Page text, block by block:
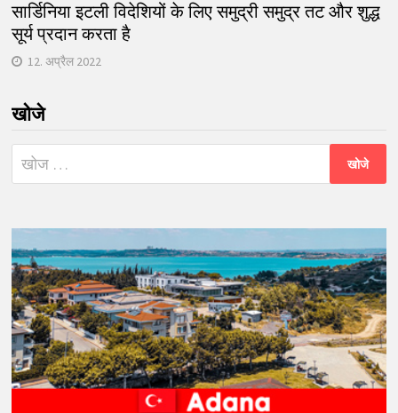
सार्डिनिया इटली विदेशियों के लिए समुद्री समुद्र तट और शुद्ध
सूर्य प्रदान करता है
12. अप्रैल 2022
खोजे
निम्न
को